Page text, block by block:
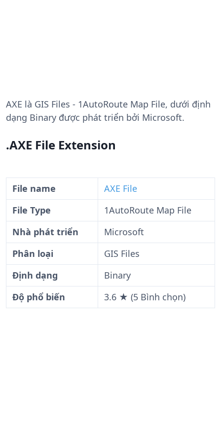
AXE là GIS Files - 1AutoRoute Map File, dưới định
dạng Binary được phát triển bởi Microsoft.
.AXE File Extension
File name
AXE File
File Type
1AutoRoute Map File
Nhà phát triển
Microsoft
Phân loại
GIS Files
Định dạng
Binary
Độ phổ biến
3.6 ★ (5 Bình chọn)